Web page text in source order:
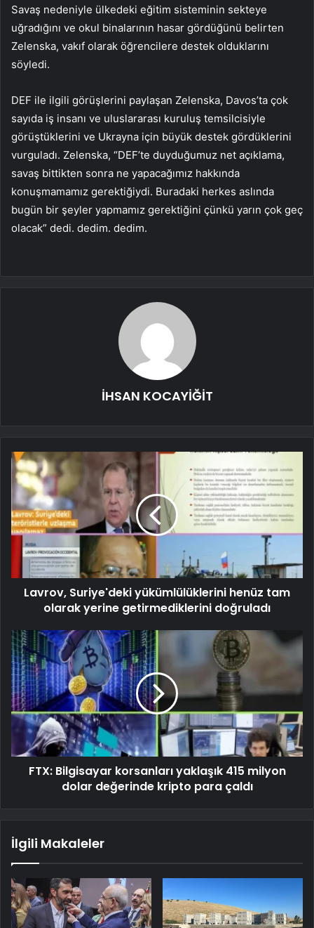
Savaş nedeniyle ülkedeki eğitim sisteminin sekteye
uğradığını ve okul binalarının hasar gördüğünü belirten
Zelenska, vakıf olarak öğrencilere destek olduklarını
söyledi.
DEF ile ilgili görüşlerini paylaşan Zelenska, Davos’ta çok
sayıda iş insanı ve uluslararası kuruluş temsilcisiyle
görüştüklerini ve Ukrayna için büyük destek gördüklerini
vurguladı. Zelenska, “DEF’te duyduğumuz net açıklama,
savaş bittikten sonra ne yapacağımız hakkında
konuşmamamız gerektiğiydi. Buradaki herkes aslında
bugün bir şeyler yapmamız gerektiğini çünkü yarın çok geç
olacak” dedi. dedim. dedim.
İHSAN KOCAYİĞİT
Lavrov, Suriye'deki yükümlülüklerini henüz tam
olarak yerine getirmediklerini doğruladı
FTX: Bilgisayar korsanları yaklaşık 415 milyon
dolar değerinde kripto para çaldı
İlgili Makaleler